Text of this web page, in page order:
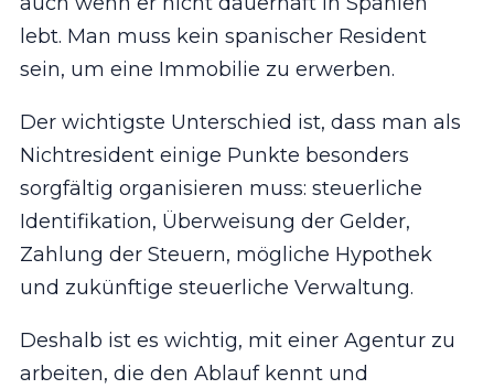
lebt. Man muss kein spanischer Resident
sein, um eine Immobilie zu erwerben.
Der wichtigste Unterschied ist, dass man als
Nichtresident einige Punkte besonders
sorgfältig organisieren muss: steuerliche
Identifikation, Überweisung der Gelder,
Zahlung der Steuern, mögliche Hypothek
und zukünftige steuerliche Verwaltung.
Deshalb ist es wichtig, mit einer Agentur zu
arbeiten, die den Ablauf kennt und